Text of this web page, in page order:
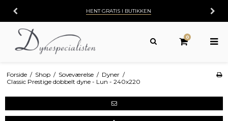
HENT GRATIS I BUTIKKEN
0
Forside / Shop / Soveværelse / Dyner /
Classic Prestige dobbelt dyne - Lun - 240x220